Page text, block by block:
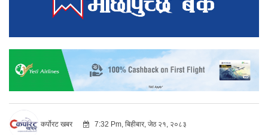
कर्पोरट खबर 7:32 Pm, बिहीबार, जेठ २१, २०८३